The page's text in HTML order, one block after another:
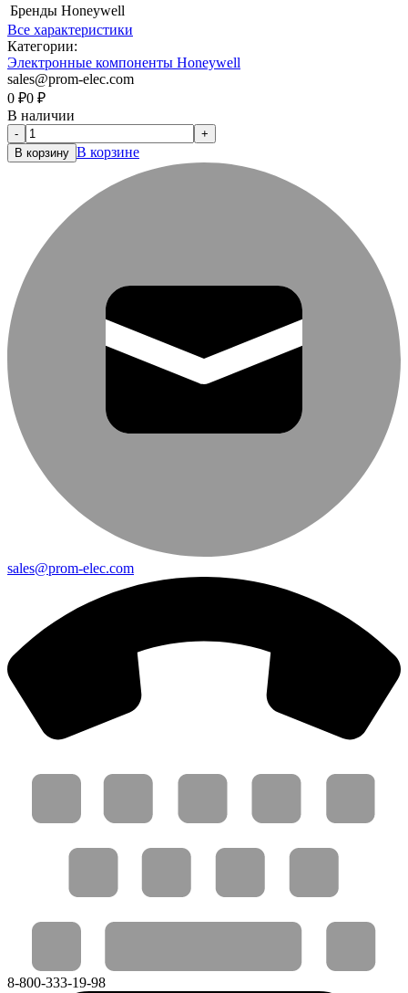
Бренды Honeywell
Все характеристики
Категории:
Электронные компоненты Honeywell
sales@prom-elec.com
0 ₽0 ₽
В наличии
-
+
В корзину В корзине
sales@prom-elec.com
8-800-333-19-98